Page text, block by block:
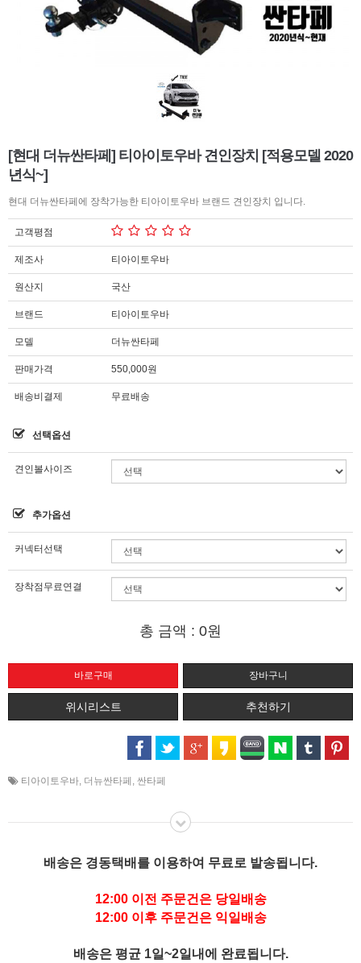
[현대 더뉴싼타페] 티아이토우바 견인장치 [적용모델 2020
년식~]
현대 더뉴싼타페에 장착가능한 티아이토우바 브랜드 견인장치 입니다.
고객평점
제조사 티아이토우바
원산지 국산
브랜드 티아이토우바
모델 더뉴싼타페
판매가격 550,000원
배송비결제 무료배송
선택옵션
견인볼사이즈
추가옵션
커넥터선택
장착점무료연결
총 금액 : 0원
위시리스트 추천하기
티아이토우바, 더뉴싼타페 , 싼타페
배송은 경동택배를 이용하여 무료로 발송됩니다.
12:00 이전 주문건은 당일배송
12:00 이후 주문건은 익일배송
배송은 평균 1일~2일내에 완료됩니다.